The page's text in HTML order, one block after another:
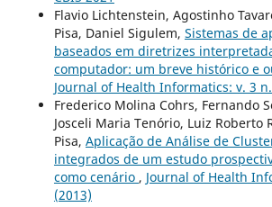
Flavio Lichtenstein, Agostinho
Pisa, Daniel Sigulem, Sistemas de
baseados em diretrizes
computador: um breve histórico e
Journal of Health Informatics: v. 3
Frederico Molina Cohrs, Fernando
Josceli Maria Tenório, Luiz Roberto
Pisa, Aplicação de Análise de
integrados de um estudo
como cenário , Journal of Health
(2013)